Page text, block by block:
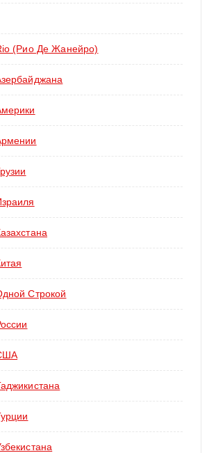
(Рио Де Жанейро)
Строкой